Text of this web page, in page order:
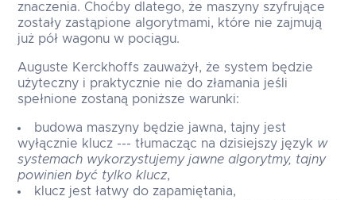
znaczenia. Choćby dlatego, że maszyny szyfrujące
zostały zastąpione algorytmami, które nie zajmują
już pół wagonu w pociągu.
Auguste Kerckhoffs zauważył, że system będzie
użyteczny i praktycznie nie do złamania jeśli
spełnione zostaną poniższe warunki:
budowa maszyny będzie jawna, tajny jest
wyłącznie klucz --- tłumacząc na dzisiejszy język w
systemach wykorzystujemy jawne algorytmy, tajny
powinien być tylko klucz,
klucz jest łatwy do zapamiętania,